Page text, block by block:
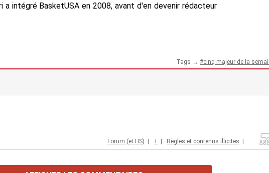
a intégré BasketUSA en 2008, avant d'en devenir rédacteur
Tags → cinq majeur de la
Forum (et HS) | + | Règles et contenus illicites |